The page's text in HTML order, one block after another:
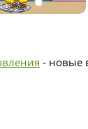
- новые